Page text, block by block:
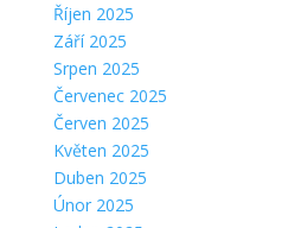
Říjen 2025
Září 2025
Srpen 2025
Červenec 2025
Červen 2025
Květen 2025
Duben 2025
Únor 2025